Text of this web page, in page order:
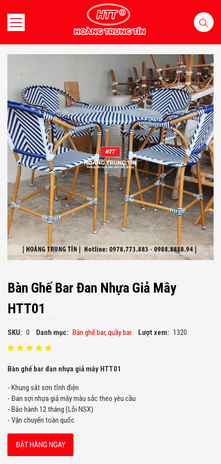
Bàn Ghế Bar Đan Nhựa Giả Mây
HTT01
SKU: 0 Danh mục: Bàn ghế bar, quầy bar Lượt xem: 1320
Bàn ghế bar đan nhựa giả mây HTT01
- Khung sắt sơn tĩnh điện
- Đan sợi nhựa giả mây màu sắc theo yêu cầu
- Bảo hành 12 tháng (Lỗi NSX)
- Vận chuyển toàn quốc
ĐẶT HÀNG NGAY